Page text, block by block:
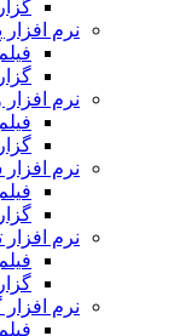
نرم افزار
نرم
نرم
نرم
نرم